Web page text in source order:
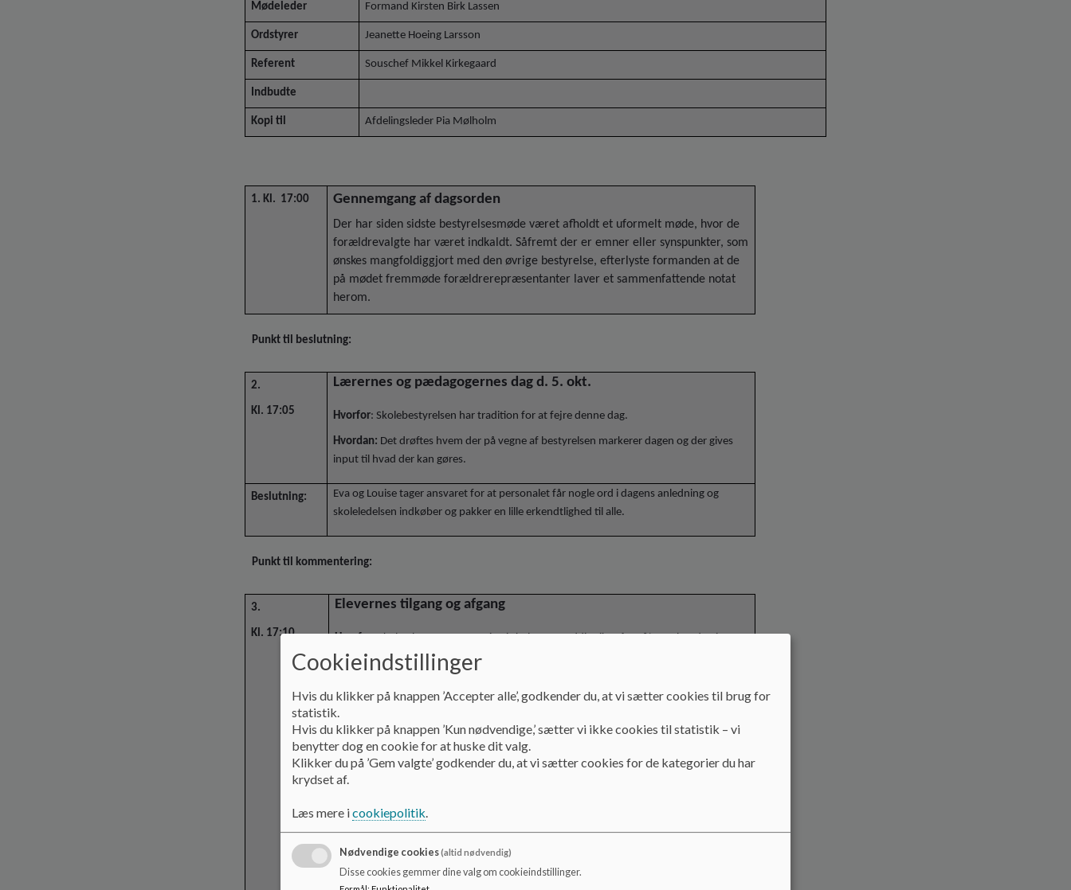
Mødeleder Formand Kirsten Birk Lassen
Ordstyrer Jeanette Hoeing Larsson
Referent Souschef Mikkel Kirkegaard
Indbudte
Kopi til Afdelingsleder Pia Mølholm
1. Kl. 17:00 Gennemgang af dagsorden
Der har siden sidste bestyrelsesmøde været afholdt et uformelt møde, hvor de
forældrevalgte har været indkaldt. Såfremt der er emner eller synspunkter, som
ønskes mangfoldiggjort med den øvrige bestyrelse, efterlyste formanden at de
på mødet fremmøde forældrerepræsentanter laver et sammenfattende notat
herom.
Punkt til beslutning:
2.
Kl. 17:05
Lærernes og pædagogernes dag d. 5. okt.
Hvorfor: Skolebestyrelsen har tradition for at fejre denne dag.
Hvordan: Det drøftes hvem der på vegne af bestyrelsen markerer dagen og der gives
input til hvad der kan gøres.
Beslutning:
Eva og Louise tager ansvaret for at personalet får nogle ord i dagens anledning og
skoleledelsen indkøber og pakker en lille erkendtlighed til alle.
Punkt til kommentering:
3.
Kl. 17:10
Elevernes tilgang og afgang
skiftet fra 6. – 7. årgang været en stor elevudskiftning. For at vi kan fastholde en stor
tilslutning til skolen fra børn i skoledistriktet ønsker skolebestyrelsen at føre tilsyn med
hvordan elevernes tilgang og afgang er og hvordan udviklingen har været.
Hvordan:
af elever.
gerne med kommunebenchmark
Cookieindstillinger
Hvis du klikker på knappen ’Accepter alle’, godkender du, at vi sætter cookies til brug for
statistik.
Hvis du klikker på knappen ’Kun nødvendige,’ sætter vi ikke cookies til statistik – vi
benytter dog en cookie for at huske dit valg.
Klikker du på ’Gem valgte’ godkender du, at vi sætter cookies for de kategorier du har
krydset af.
Læs mere icookiepolitik.
Nødvendige cookies(altid nødvendig)
Disse cookies gemmer dine valg om cookieindstillinger.